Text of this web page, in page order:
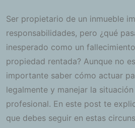
Ser propietario de un inmueble
responsabilidades, pero ¿qué
inesperado como un
propiedad rentada? Aunque no
importante saber cómo actuar
legalmente y manejar la
profesional. En este post te
que debes seguir en estas